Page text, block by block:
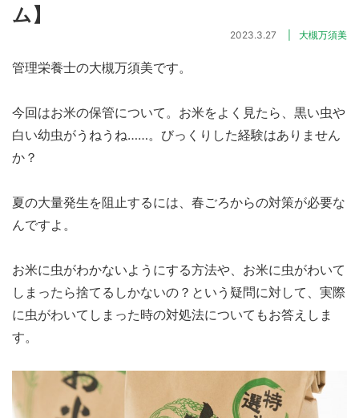
ム】
2023.3.27 大槻万須美
管理栄養士の大槻万須美です。
今回はお米の保管について。お米をよく見たら、黒い虫や
白い幼虫がうねうね……。びっくりした経験はありません
か？
夏の大量発生を阻止するには、春ごろからの対策が必要な
んですよ。
お米に虫がわかないようにする方法や、お米に虫がわいて
しまったら捨てるしかないの？という疑問に対して、実際
に虫がわいてしまった時の対処法についてもお答えしま
す。